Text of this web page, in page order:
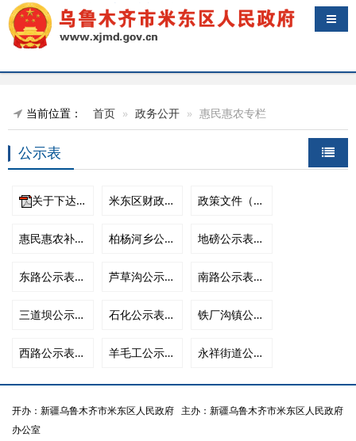
导航
当前位置： 首页 政务公开 惠民惠农专栏
公示表
关于下达2022年中央实际种粮农民一次性补贴资金预算的通知.pdf 米东区财政局惠民惠农财政补贴政策清单.xls 政策文件（汇总）.rar
惠民惠农补贴公示内容.xls 柏杨河乡公示表..xls 地磅公示表.xls
东路公示表.xls 芦草沟公示表..xls 南路公示表..xls
三道坝公示表..xls 石化公示表..xls 铁厂沟镇公示表..xls
西路公示表..xls 羊毛工公示表.xls 永祥街道公示表..xls
开办：新疆乌鲁木齐市米东区人民政府 主办：新疆乌鲁木齐市米东区人民政府
办公室